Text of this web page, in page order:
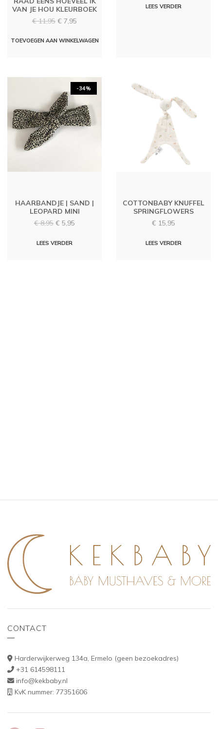
VAN JE HOU KLEURBOEK
€11,95 Oorspronkelijke
was:
€ 7,95
is:
TOEVOEGEN AAN WINKELWAGEN
LEES VERDER
-34%
HAARBANDJE | SAND |
LEOPARD MINI
€8,95 Oorspronkelijke
was:
€ 5,95
LEES VERDER
COTTONBABY KNUFFEL
SPRINGFLOWERS
€ 15,95
LEES VERDER
CONTACT
Harderwijkerweg 134a, Ermelo (geen bezoekadres)
+31 614598111
info@kekbaby.nl
KvK nummer: 77351606